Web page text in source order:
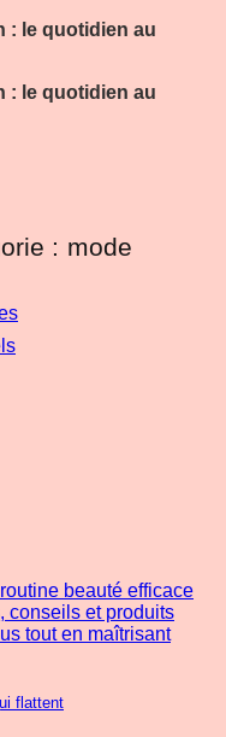
: le quotidien au
: le quotidien au
mode
flattent